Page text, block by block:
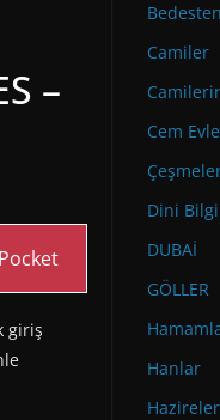
–
Share
Pocket
giriş
Camiler
Cem
Dini
DUBAİ
GÖLLER
Hanlar
Hazireler